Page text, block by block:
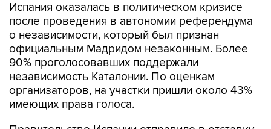
Испания оказалась в политическом кризисе
после проведения в автономии референдума
о независимости, который был признан
официальным Мадридом незаконным. Более
90% проголосовавших поддержали
независимость Каталонии. По оценкам
организаторов, на участки пришли около 43%
имеющих права голоса.